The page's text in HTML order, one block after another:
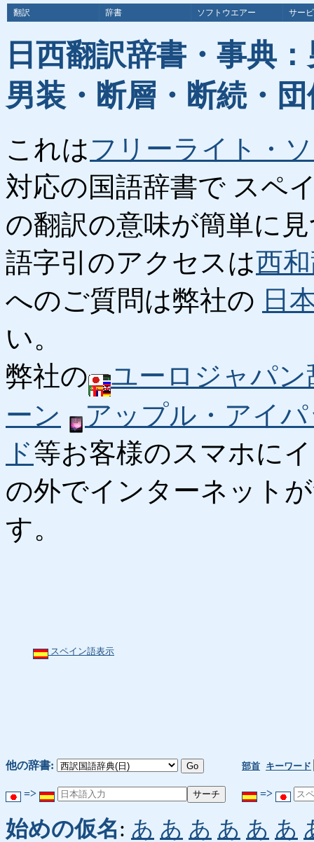
翻訳 辞書 ソフトウエアー サー
日西翻訳辞書・事典
男装・断層・断続・
これはフリーライト・
対応の国語辞書で スペ
の翻訳の意味が簡単に
語字引のアクセスは西
へのご質問は弊社の 日
い。
弊社の
ユーロジャパン
ーン
アップル・アイ
ド等お客様のスマホに
の外でインターネット
す。
スペイン語表示
他の辞書: 部首 キーワード
=> =>
始めの仮名: あ あ あ あ あ あ